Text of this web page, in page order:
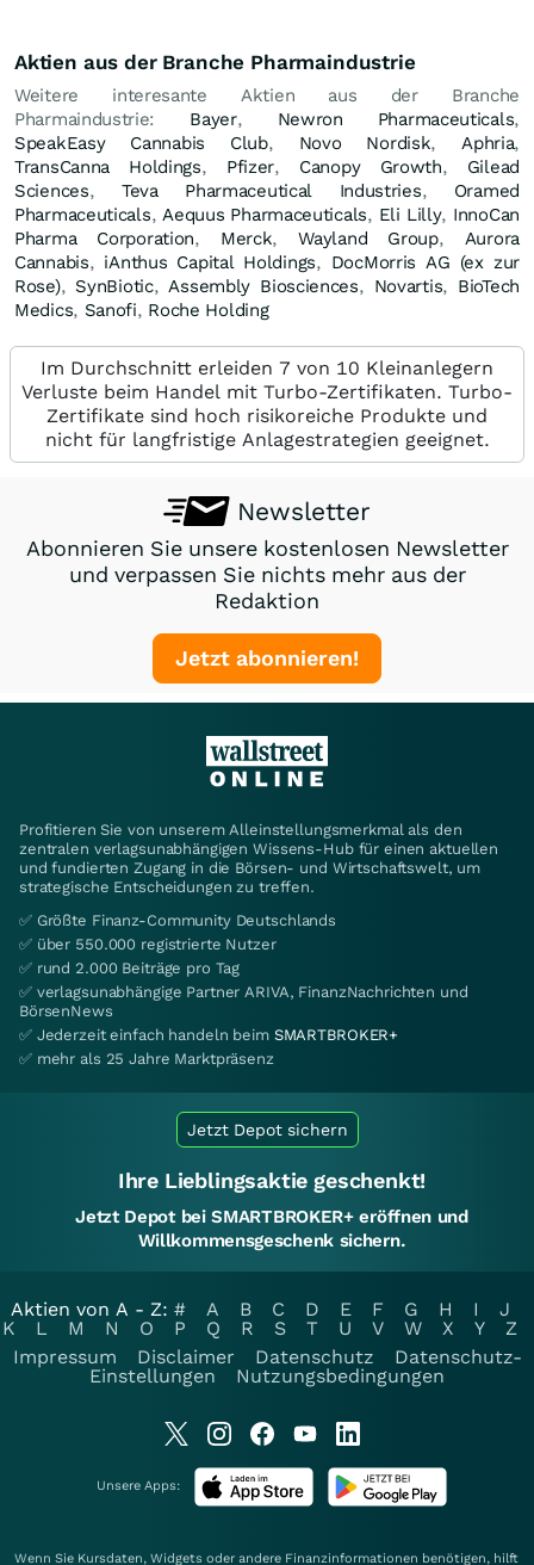
Aktien aus der Branche Pharmaindustrie
Weitere interesante Aktien aus der Branche
Pharmaindustrie: Bayer, Newron Pharmaceuticals,
SpeakEasy Cannabis Club, Novo Nordisk,Aphria,
TransCanna Holdings, Pfizer, Canopy Growth, Gilead
Sciences, Teva Pharmaceutical Industries, Oramed
Pharmaceuticals,Aequus Pharmaceuticals, Eli Lilly, InnoCan
Pharma Corporation, Merck,Wayland Group, Aurora
Cannabis, iAnthus Capital Holdings, DocMorris AG (ex zur
Rose), SynBiotic,Assembly Biosciences, Novartis, BioTech
Medics, Sanofi, Roche Holding
Im Durchschnitt erleiden 7 von 10 Kleinanlegern
Verluste beim Handel mit Turbo-Zertifikaten. Turbo-
Zertifikate sind hoch risikoreiche Produkte und
nicht für langfristige Anlagestrategien geeignet.
Newsletter
Abonnieren Sie unsere kostenlosen Newsletter
und verpassen Sie nichts mehr aus der
Redaktion
Jetzt abonnieren!
Profitieren Sie von unserem Alleinstellungsmerkmal als den
zentralen verlagsunabhängigen Wissens-Hub für einen aktuellen
und fundierten Zugang in die Börsen- und Wirtschaftswelt, um
strategische Entscheidungen zu treffen.
✅ Größte Finanz-Community Deutschlands
✅ über 550.000 registrierte Nutzer
✅ rund 2.000 Beiträge pro Tag
✅ verlagsunabhängige Partner ARIVA, FinanzNachrichten und
BörsenNews
✅ Jederzeit einfach handeln beim SMARTBROKER+
✅ mehr als 25 Jahre Marktpräsenz
Jetzt Depot sichern
Ihre Lieblingsaktie geschenkt!
Jetzt Depot bei SMARTBROKER+ eröffnen und
Willkommensgeschenk sichern.
Aktien von A - Z: # A B C D E F G H I
J
K
L M N O P Q R S T U V W X Y
Z
Impressum
Disclaimer Datenschutz
Datenschutz-
Einstellungen
Nutzungsbedingungen
Unsere Apps:
Wenn Sie Kursdaten, Widgets oder andere Finanzinformationen benötigen, hilft